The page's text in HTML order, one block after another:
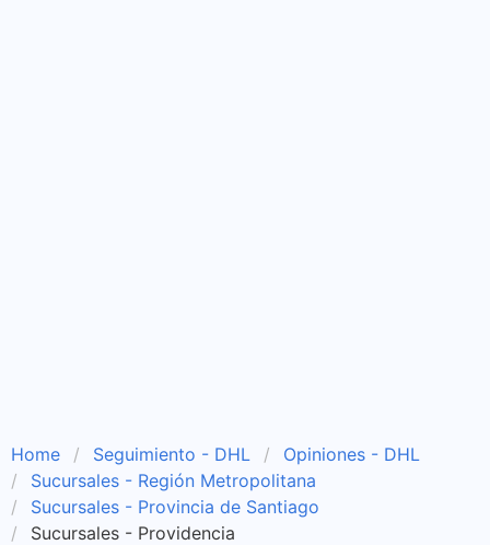
Home Seguimiento - DHL
Opiniones - DHL
Sucursales - Región Metropolitana
Sucursales - Provincia de Santiago
Sucursales - Providencia